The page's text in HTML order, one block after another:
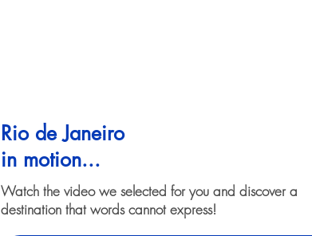
Rio de Janeiro
in motion...
Watch the video we selected for you and discover a
destination that words cannot express!